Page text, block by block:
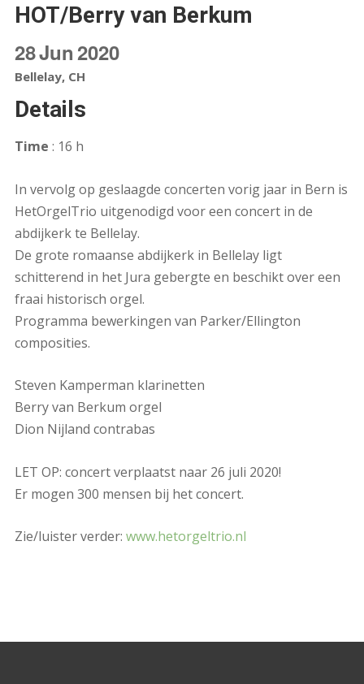
HOT/Berry van Berkum
28Jun2020
Bellelay, CH
Details
Time : 16 h
In vervolg op geslaagde concerten vorig jaar in Bern is
HetOrgelTrio uitgenodigd voor een concert in de
abdijkerk te Bellelay.
De grote romaanse abdijkerk in Bellelay ligt
schitterend in het Jura gebergte en beschikt over een
fraai historisch orgel.
Programma bewerkingen van Parker/Ellington
composities.
Steven Kamperman klarinetten
Berry van Berkum orgel
Dion Nijland contrabas
LET OP: concert verplaatst naar 26 juli 2020!
Er mogen 300 mensen bij het concert.
Zie/luister verder: www.hetorgeltrio.nl